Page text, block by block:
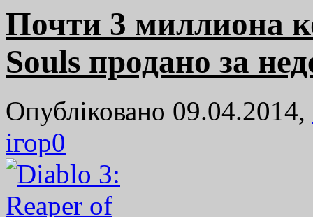
Почти 3 миллиона
Souls продано за
Опубліковано 09.04.2014,
ігор0